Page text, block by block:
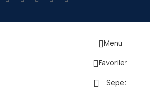
Menü
Favoriler
Sepet